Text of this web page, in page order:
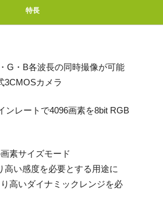
特長
G・B各波長の同時撮像が可能
3CMOSカメラ
ンレートで4096画素を8bit RGB
素サイズモード
高い感度を必要とする用途に
高いダイナミックレンジを必